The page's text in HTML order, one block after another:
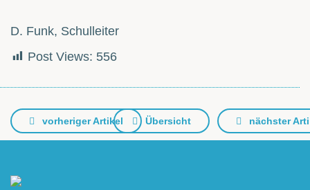
D. Funk, Schulleiter
Post Views: 556
vorheriger Artikel Übersicht nächster